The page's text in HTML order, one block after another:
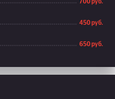
700 руб.
450 руб.
650 руб.